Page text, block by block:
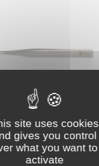
PINCE À ÉCHENILLER
site uses cookies
gives you control
what you want to
activate